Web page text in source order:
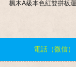
電話（微信）